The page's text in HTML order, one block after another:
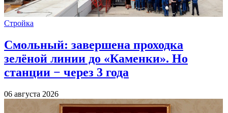
Стройка
Смольный: завершена проходка
зелёной линии до «Каменки». Но
станции − через 3 года
06 августа 2026